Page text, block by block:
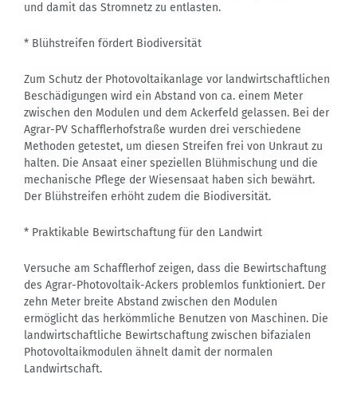
und damit das Stromnetz zu entlasten.
* Blühstreifen fördert Biodiversität
Zum Schutz der Photovoltaikanlage vor landwirtschaftlichen
Beschädigungen wird ein Abstand von ca. einem Meter
zwischen den Modulen und dem Ackerfeld gelassen. Bei der
Agrar-PV Schafflerhofstraße wurden drei verschiedene
Methoden getestet, um diesen Streifen frei von Unkraut zu
halten. Die Ansaat einer speziellen Blühmischung und die
mechanische Pflege der Wiesensaat haben sich bewährt.
Der Blühstreifen erhöht zudem die Biodiversität.
* Praktikable Bewirtschaftung für den Landwirt
Versuche am Schafflerhof zeigen, dass die Bewirtschaftung
des Agrar-Photovoltaik-Ackers problemlos funktioniert. Der
zehn Meter breite Abstand zwischen den Modulen
ermöglicht das herkömmliche Benutzen von Maschinen. Die
landwirtschaftliche Bewirtschaftung zwischen bifazialen
Photovoltaikmodulen ähnelt damit der normalen
Landwirtschaft.